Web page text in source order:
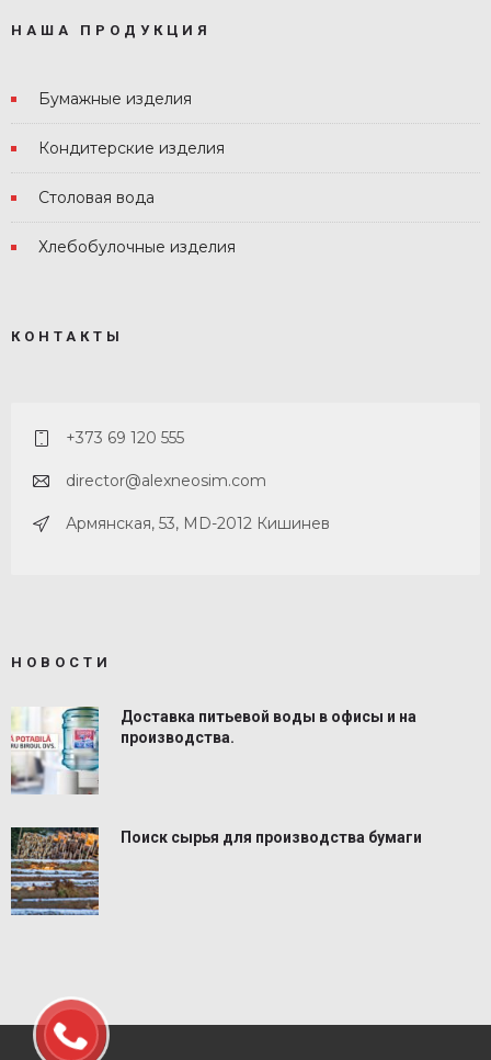
НАША ПРОДУКЦИЯ
Бумажные изделия
Кондитерские изделия
Столовая вода
Хлебобулочные изделия
КОНТАКТЫ
+373 69 120 555
director@alexneosim.com
Армянская, 53, MD-2012 Кишинев
НОВОСТИ
Доставка питьевой воды в офисы и на
производства.
Поиск сырья для производства бумаги